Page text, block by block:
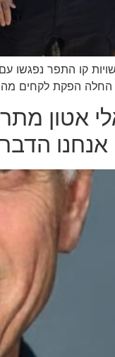
קו התפר נפגשו
הפקת לקחים
אטון
אנחנו